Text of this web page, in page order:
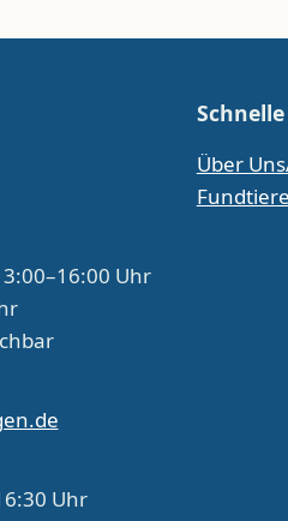
Uhr
Uhr
Über Uns
Fundtiere